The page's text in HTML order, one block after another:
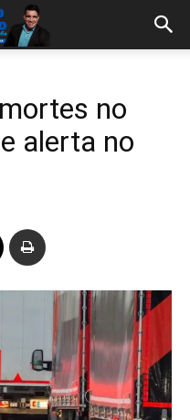
no
alerta no